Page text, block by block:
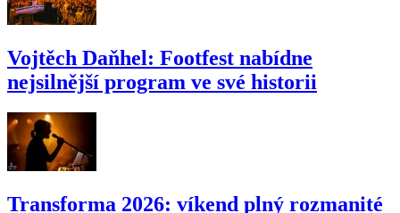
Vojtěch Daňhel: Footfest nabídne
nejsilnější program ve své historii
Transforma 2026: víkend plný rozmanité